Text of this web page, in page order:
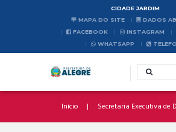
CIDADE JARDIM
MAPA DO SITE
DADOS
FACEBOOK
INSTAGRAM
WHATSAPP
Início Secretaria Executiva de